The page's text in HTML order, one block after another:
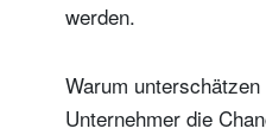
werden.
Warum
Unternehmer die